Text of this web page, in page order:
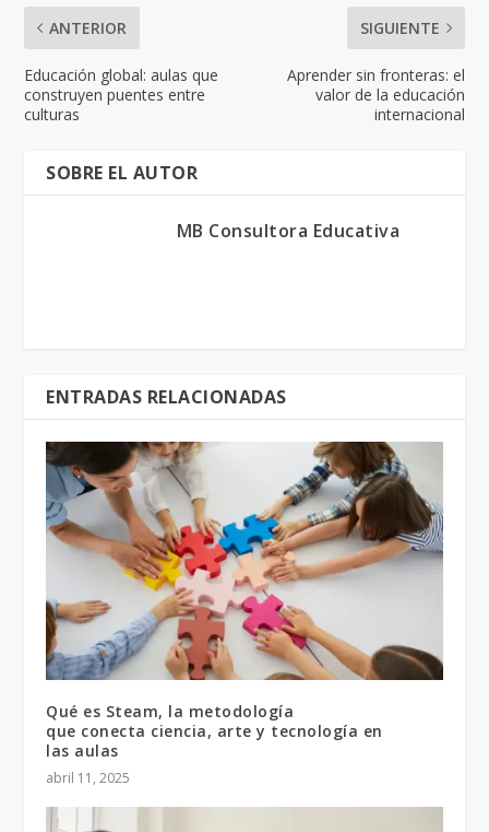
ANTERIOR
Educación global: aulas que
construyen puentes entre
culturas
SIGUIENTE
Aprender sin fronteras: el
valor de la educación
internacional
SOBRE EL AUTOR
MB Consultora Educativa
ENTRADAS RELACIONADAS
Qué es Steam, la metodología
que conecta ciencia, arte y tecnología en
las aulas
abril 11, 2025